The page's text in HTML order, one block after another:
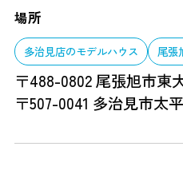
場所
多治見店のモデルハウス 尾張
〒488-0802 尾張旭市東
〒507-0041 多治見市太